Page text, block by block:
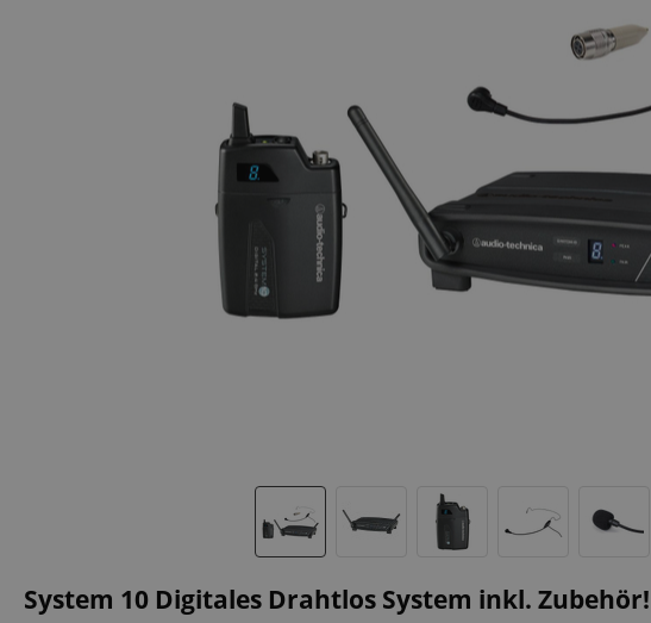
System 10 Digitales Drahtlos System inkl. Zubehör!